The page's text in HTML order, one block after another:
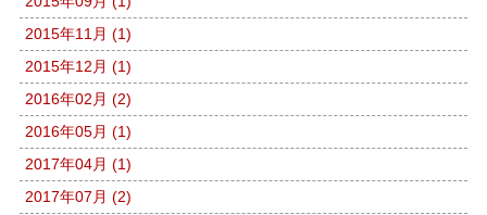
2015年11月 (1)
2015年12月 (1)
2016年02月 (2)
2016年05月 (1)
2017年04月 (1)
2017年07月 (2)